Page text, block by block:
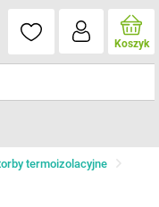
Koszyk
termoizolacyjne